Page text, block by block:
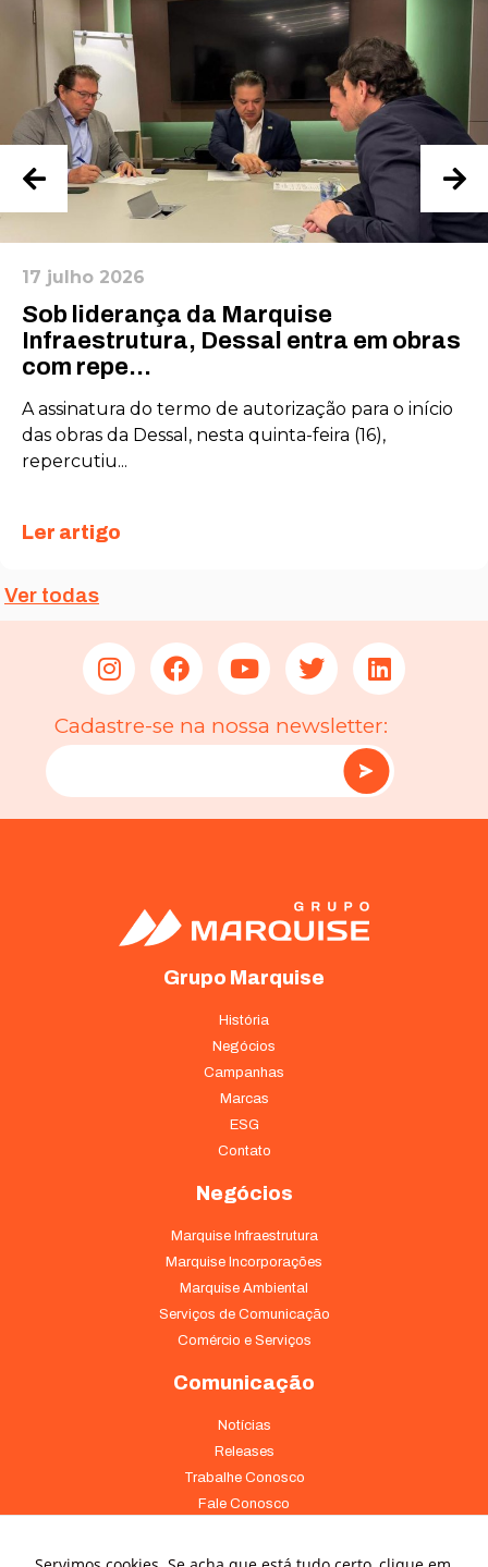
17 julho 2026
Sob liderança da Marquise
Infraestrutura, Dessal entra em obras
com repe...
A assinatura do termo de autorização para o início
das obras da Dessal, nesta quinta-feira (16),
repercutiu...
Ler artigo
Ver todas
Cadastre-se na nossa newsletter:
Grupo Marquise
História
Negócios
Campanhas
Marcas
ESG
Contato
Negócios
Marquise Infraestrutura
Marquise Incorporações
Marquise Ambiental
Serviços de Comunicação
Comércio e Serviços
Comunicação
Notícias
Releases
Trabalhe Conosco
Fale Conosco
Necessário
necessários
para o
funcionamento